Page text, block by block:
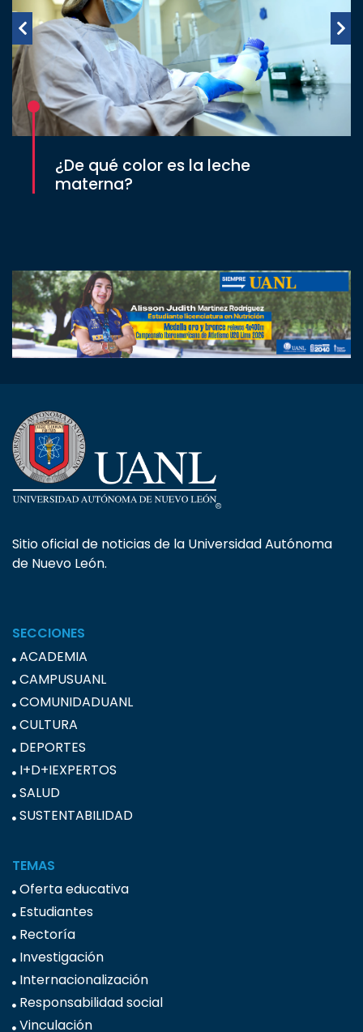
¿De qué color es la leche
materna?
Sitio oficial de noticias de la Universidad Autónoma
de Nuevo León.
SECCIONES
ACADEMIA
CAMPUSUANL
COMUNIDADUANL
CULTURA
DEPORTES
I+D+IEXPERTOS
SALUD
SUSTENTABILIDAD
TEMAS
Oferta educativa
Estudiantes
Rectoría
Investigación
Internacionalización
Responsabilidad social
Vinculación